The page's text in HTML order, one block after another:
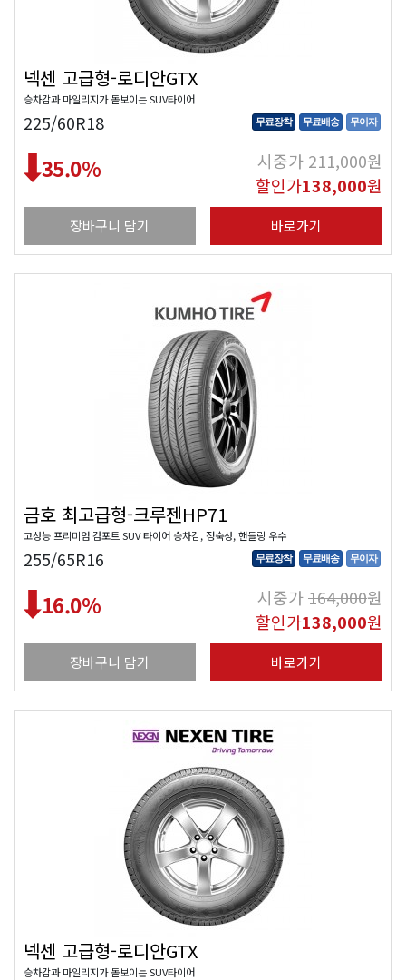
넥센 고급형-로디안GTX
승차감과 마일리지가 돋보이는 SUV타이어
225/60R18 무료장착 무료배송 무이자
35.0% 시중가211,000원
할인가138,000원
장바구니 담기 바로가기
금호 최고급형-크루젠HP71
고성능 프리미엄 컴포트 SUV 타이어 승차감, 정숙성, 핸들링 우수
255/65R16 무료장착 무료배송 무이자
16.0% 시중가164,000원
할인가138,000원
장바구니 담기 바로가기
넥센 고급형-로디안GTX
승차감과 마일리지가 돋보이는 SUV타이어